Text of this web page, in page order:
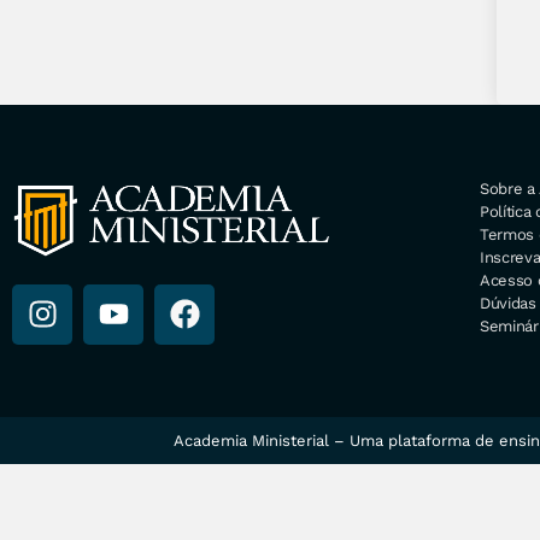
Sobre a
Política
Termos
Acesso
Academia Ministerial – Uma plataforma de